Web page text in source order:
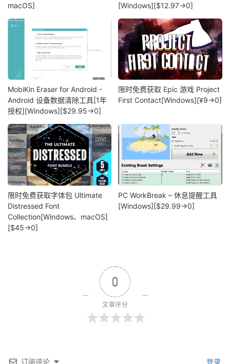
macOS]
[Windows][$12.97→0]
MobiKin Eraser for Android -
Android 设备数据清除工具[1年
授权][Windows][$29.95→0]
限时免费获取 Epic 游戏 Project
First Contact[Windows][¥9→0]
限时免费获取字体包 Ultimate
Distressed Font
Collection[Windows、macOS]
[$45→0]
PC WorkBreak – 休息提醒工具
[Windows][$29.99→0]
0
文章评分
订阅评论 登录